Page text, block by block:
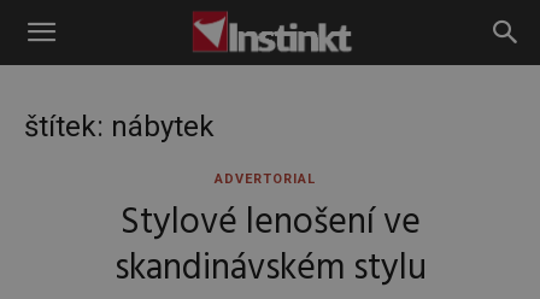
Instinkt
štítek: nábytek
ADVERTORIAL
Stylové lenošení ve
skandinávském stylu